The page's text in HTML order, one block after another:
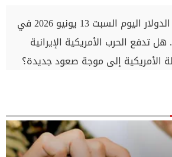
سعر الدولار اليوم السبت 13 يونيو 2026 في
تدفع الحرب الأمريكية الإيرانية
الأمريكية إلى موجة صعود جديدة؟